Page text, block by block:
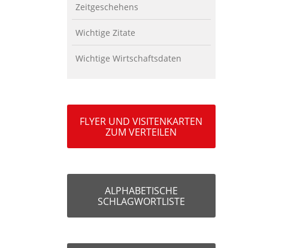
Zeitgeschehens
Wichtige Zitate
Wichtige Wirtschaftsdaten
FLYER UND VISITENKARTEN
ZUM VERTEILEN
ALPHABETISCHE
SCHLAGWORTLISTE